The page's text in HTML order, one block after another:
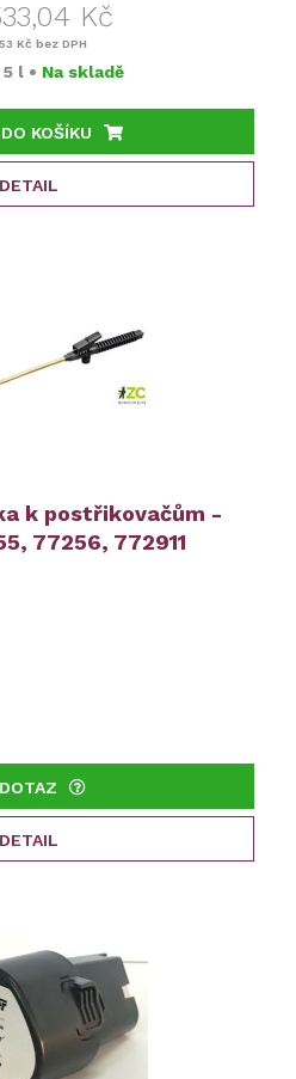
Kč
Kč bez DPH
5 l • Na skladě
KOŠÍKU
DETAIL
k postřikovačům -
77256, 772911
DETAIL